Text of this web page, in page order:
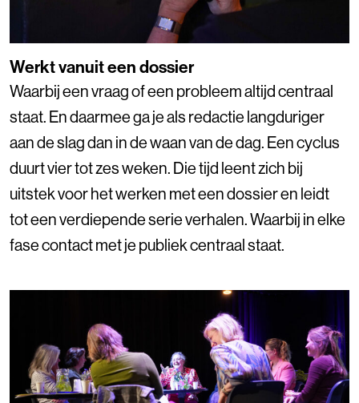
Werkt vanuit een dossier
Waarbij een vraag of een probleem altijd centraal
staat. En daarmee ga je als redactie langduriger
aan de slag dan in de waan van de dag. Een cyclus
duurt vier tot zes weken. Die tijd leent zich bij
uitstek voor het werken met een dossier en leidt
tot een verdiepende serie verhalen. Waarbij in elke
fase contact met je publiek centraal staat.